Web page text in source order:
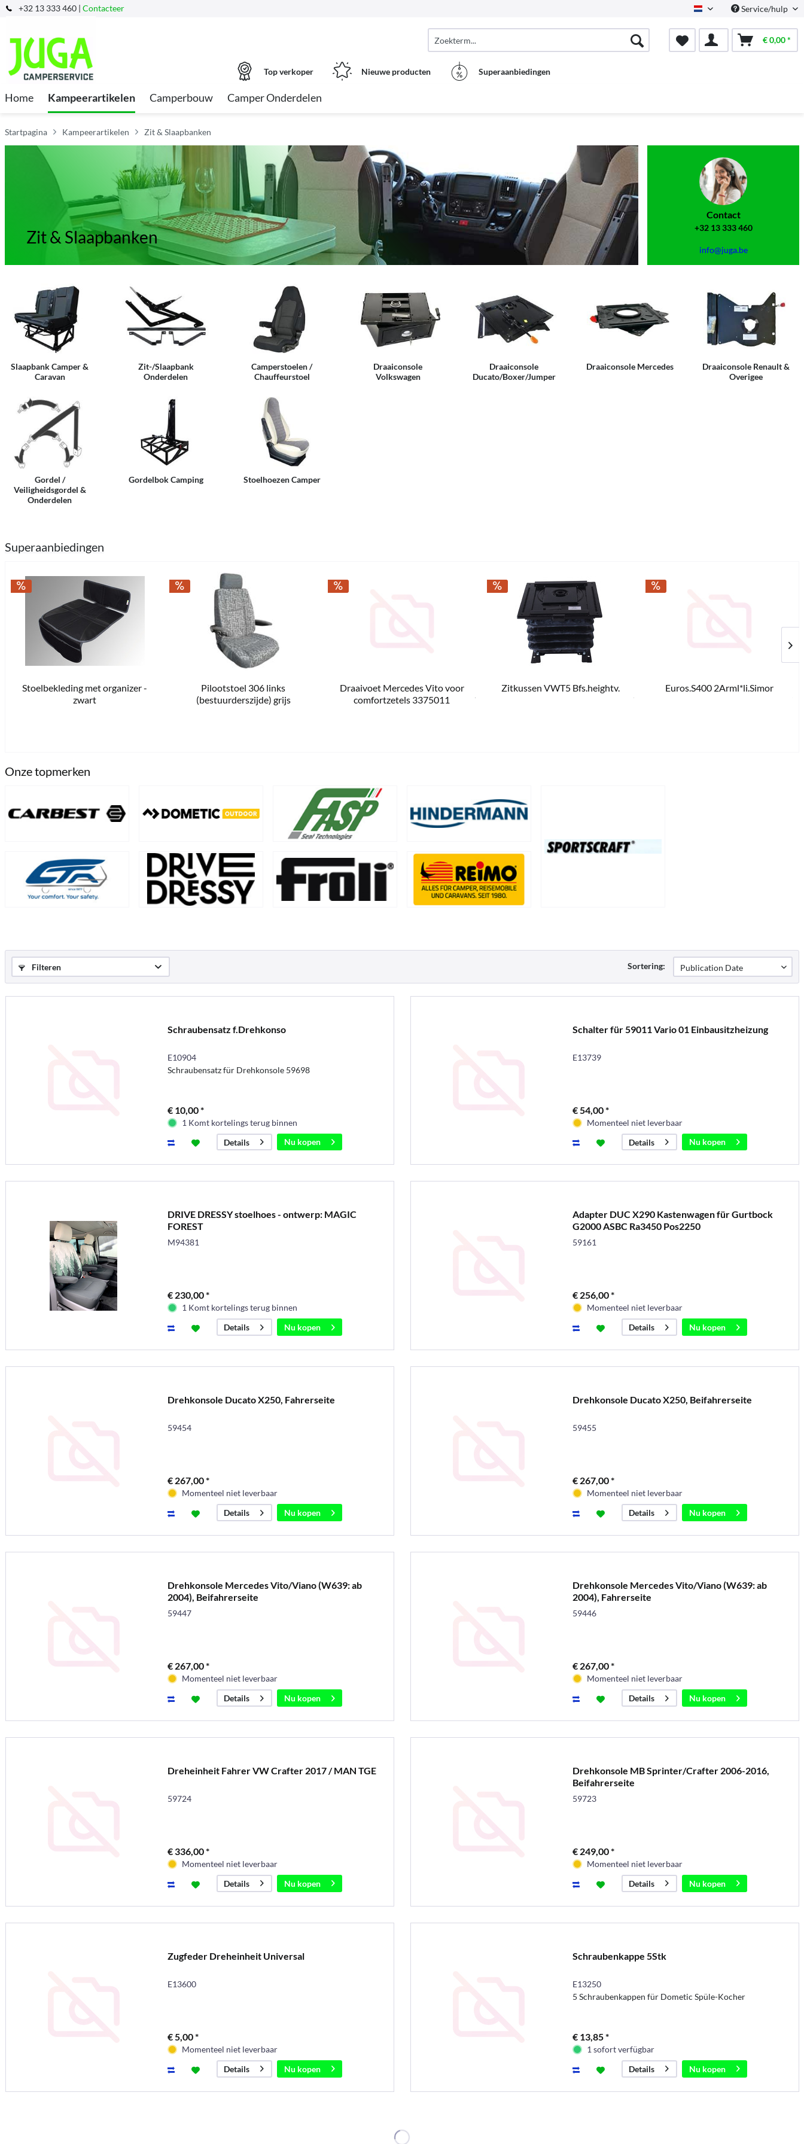
+32 13 333 460 | Contacteer Dutch Service/hulp
€ 0,00 *
Top verkoper Nieuwe producten Superaanbiedingen
Home Kampeerartikelen Camperbouw Camper Onderdelen
Startpagina Kampeerartikelen Zit & Slaapbanken
Zit & Slaapbanken
Contact
+32 13 333 460
info@juga.be
Slaapbank Camper &
Caravan
Zit-/Slaapbank
Onderdelen
Camperstoelen /
Chauffeurstoel
Draaiconsole
Volkswagen
Draaiconsole
Ducato/Boxer/Jumper
Draaiconsole Mercedes
Draaiconsole Renault &
Overigee
Gordel /
Veiligheidsgordel &
Onderdelen
Gordelbok Camping Stoelhoezen Camper
Superaanbiedingen
Stoelbekleding met organizer -
zwart
€ 14,90 *
Pilootstoel 306 links
(bestuurderszijde) grijs
€ 671,50 * € 579,00 *
Draaivoet Mercedes Vito voor
comfortzetels 3375011
€ 209,00 *
Zitkussen VWT5 Bfs.heightv.
€ 730,00 *
Euros.S400 2Arml*li.Simor
Onze topmerken
Filteren Sortering:
Schraubensatz f.Drehkonso
E10904
Schraubensatz für Drehkonsole 59698
€ 10,00 *
1 Komt kortelings terug binnen
Details
Nu kopen
Schalter für 59011 Vario 01 Einbausitzheizung
E13739
€ 54,00 *
Momenteel niet leverbaar
Details
Nu kopen
DRIVE DRESSY stoelhoes - ontwerp: MAGIC
FOREST
M94381
€ 230,00 *
1 Komt kortelings terug binnen
Details
Nu kopen
Adapter DUC X290 Kastenwagen für Gurtbock
G2000 ASBC Ra3450 Pos2250
59161
€ 256,00 *
Momenteel niet leverbaar
Details
Nu kopen
Drehkonsole Ducato X250, Fahrerseite
59454
€ 267,00 *
Momenteel niet leverbaar
Details
Nu kopen
Drehkonsole Ducato X250, Beifahrerseite
59455
€ 267,00 *
Momenteel niet leverbaar
Details
Nu kopen
Drehkonsole Mercedes Vito/Viano (W639: ab
2004), Beifahrerseite
59447
€ 267,00 *
Momenteel niet leverbaar
Details
Nu kopen
Drehkonsole Mercedes Vito/Viano (W639: ab
2004), Fahrerseite
59446
€ 267,00 *
Momenteel niet leverbaar
Details
Nu kopen
Dreheinheit Fahrer VW Crafter 2017 / MAN TGE
59724
€ 336,00 *
Momenteel niet leverbaar
Details
Nu kopen
Drehkonsole MB Sprinter/Crafter 2006-2016,
Beifahrerseite
59723
€ 249,00 *
Momenteel niet leverbaar
Details
Nu kopen
Zugfeder Dreheinheit Universal
E13600
€ 5,00 *
Momenteel niet leverbaar
Details
Nu kopen
Schraubenkappe 5Stk
E13250
5 Schraubenkappen für Dometic Spüle-Kocher
€ 13,85 *
1 sofort verfügbar
Details
Nu kopen